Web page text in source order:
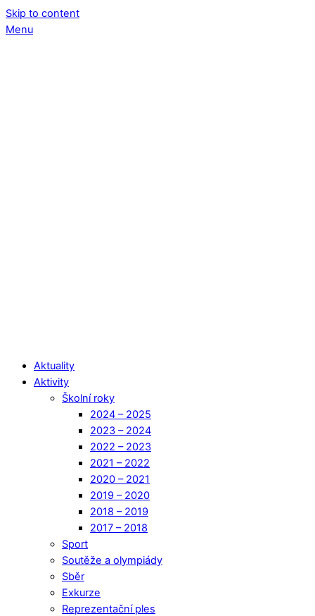
Skip to content
Menu
Aktuality
Aktivity
Školní roky
2024 – 2025
2023 – 2024
2022 – 2023
2021 – 2022
2020 – 2021
2019 – 2020
2018 – 2019
2017 – 2018
Sport
Soutěže a olympiády
Sběr
Exkurze
Reprezentační ples